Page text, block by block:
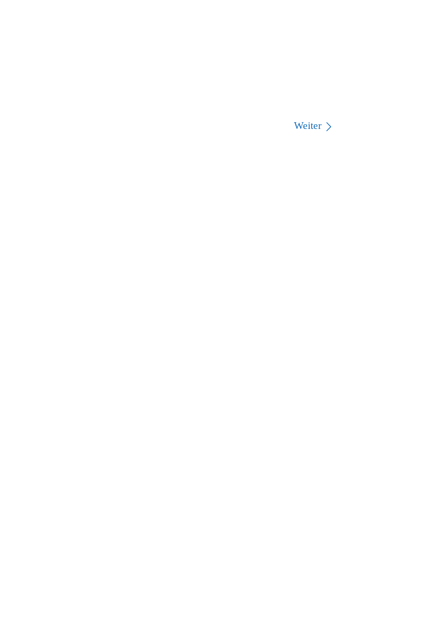
Weiter